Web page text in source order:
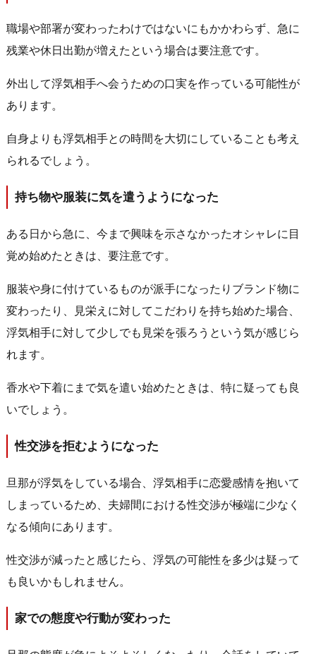
職場や部署が変わったわけではないにもかかわらず、急に
残業や休日出勤が増えたという場合は要注意です。
外出して浮気相手へ会うための口実を作っている可能性が
あります。
自身よりも浮気相手との時間を大切にしていることも考え
られるでしょう。
持ち物や服装に気を遣うようになった
ある日から急に、今まで興味を示さなかったオシャレに目
覚め始めたときは、要注意です。
服装や身に付けているものが派手になったりブランド物に
変わったり、見栄えに対してこだわりを持ち始めた場合、
浮気相手に対して少しでも見栄を張ろうという気が感じら
れます。
香水や下着にまで気を遣い始めたときは、特に疑っても良
いでしょう。
性交渉を拒むようになった
旦那が浮気をしている場合、浮気相手に恋愛感情を抱いて
しまっているため、夫婦間における性交渉が極端に少なく
なる傾向にあります。
性交渉が減ったと感じたら、浮気の可能性を多少は疑って
も良いかもしれません。
家での態度や行動が変わった